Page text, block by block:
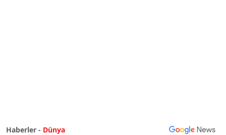
Haberler - Dünya